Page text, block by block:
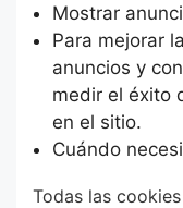
Mostrar
Para mejorar
anuncios y
medir el éxito
en el sitio.
Cuándo
Todas las